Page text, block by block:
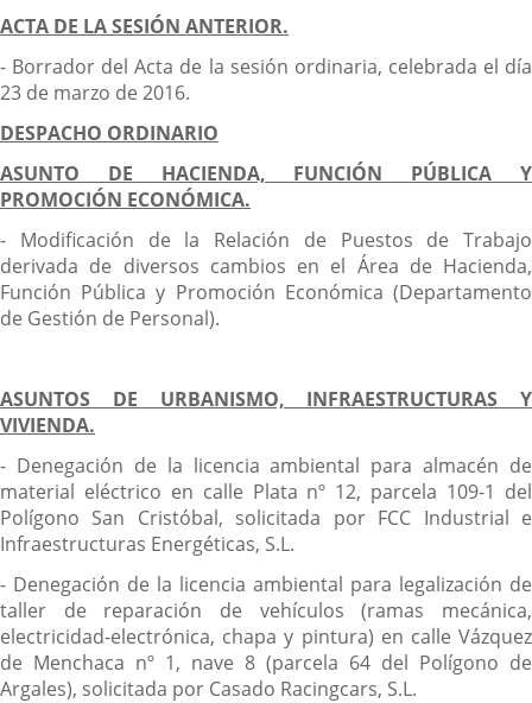
ACTA DE LA SESIÓN ANTERIOR.
- Borrador del Acta de la sesión ordinaria, celebrada el día
23 de marzo de 2016.
DESPACHO ORDINARIO
ASUNTO DE HACIENDA, FUNCIÓN PÚBLICA Y
PROMOCIÓN ECONÓMICA.
- Modificación de la Relación de Puestos de Trabajo
derivada de diversos cambios en el Área de Hacienda,
Función Pública y Promoción Económica (Departamento
de Gestión de Personal).
ASUNTOS DE URBANISMO, INFRAESTRUCTURAS Y
VIVIENDA.
- Denegación de la licencia ambiental para almacén de
material eléctrico en calle Plata nº 12, parcela 109-1 del
Polígono San Cristóbal, solicitada por FCC Industrial e
Infraestructuras Energéticas, S.L.
- Denegación de la licencia ambiental para legalización de
taller de reparación de vehículos (ramas mecánica,
electricidad-electrónica, chapa y pintura) en calle Vázquez
de Menchaca nº 1, nave 8 (parcela 64 del Polígono de
Argales), solicitada por Casado Racingcars, S.L.